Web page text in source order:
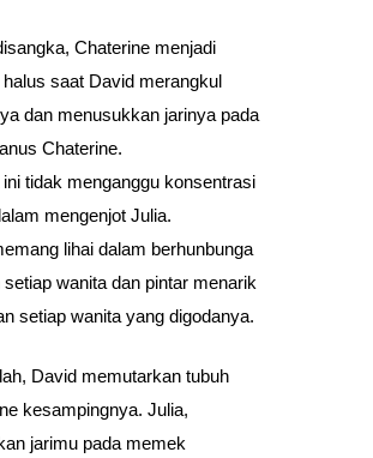
Chaterine menjadi
saat David merangkul
dan menusukkan jarinya pada
Chaterine.
tidak menganggu konsentrasi
mengenjot Julia.
lihai dalam berhunbunga
setiap wanita dan pintar menarik
setiap wanita yang digodanya.
David memutarkan tubuh
kesampingnya. Julia,
jarimu pada memek